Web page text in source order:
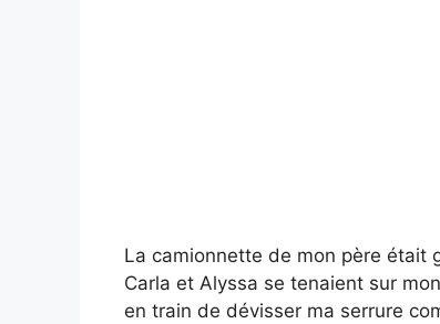
La camionnette de mon père était
Carla et Alyssa se tenaient sur
en train de dévisser ma serrure